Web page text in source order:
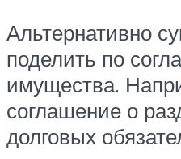
Альтернативно
поделить по
имущества.
соглашение о
долговых